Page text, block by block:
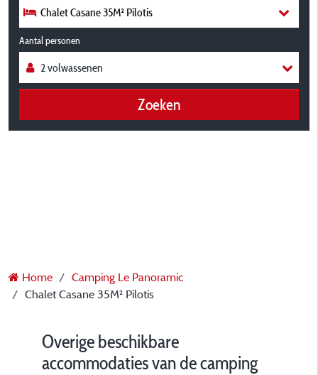
Chalet Casane 35M² Pilotis
Aantal personen
Zoeken
Home
Camping Le Panoramic
Chalet Casane 35M² Pilotis
Overige beschikbare
accommodaties van de camping